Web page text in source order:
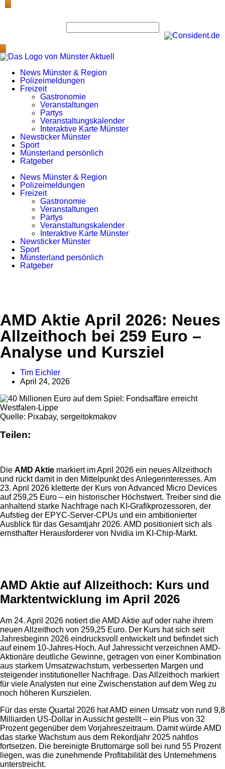
News Münster & Region
Polizeimeldungen
Freizeit
Gastronomie
Veranstaltungen
Partys
Veranstaltungskalender
Interaktive Karte Münster
Newsticker Münster
Sport
Münsterland persönlich
Ratgeber
News Münster & Region
Polizeimeldungen
Freizeit
Gastronomie
Veranstaltungen
Partys
Veranstaltungskalender
Interaktive Karte Münster
Newsticker Münster
Sport
Münsterland persönlich
Ratgeber
AMD Aktie April 2026: Neues
Allzeithoch bei 259 Euro –
Analyse und Kursziel
Tim Eichler
April 24, 2026
Quelle: Pixabay, sergeitokmakov
Teilen:
Die AMD Aktie markiert im April 2026 ein neues Allzeithoch
und rückt damit in den Mittelpunkt des Anlegerinteresses. Am
23. April 2026 kletterte der Kurs von Advanced Micro Devices
auf 259,25 Euro – ein historischer Höchstwert. Treiber sind die
anhaltend starke Nachfrage nach KI-Grafikprozessoren, der
Aufstieg der EPYC-Server-CPUs und ein ambitionierter
Ausblick für das Gesamtjahr 2026. AMD positioniert sich als
ernsthafter Herausforderer von Nvidia im KI-Chip-Markt.
AMD Aktie auf Allzeithoch: Kurs und
Marktentwicklung im April 2026
Am 24. April 2026 notiert die AMD Aktie auf oder nahe ihrem
neuen Allzeithoch von 259,25 Euro. Der Kurs hat sich seit
Jahresbeginn 2026 eindrucksvoll entwickelt und befindet sich
auf einem 10-Jahres-Hoch. Auf Jahressicht verzeichnen AMD-
Aktionäre deutliche Gewinne, getragen von einer Kombination
aus starkem Umsatzwachstum, verbesserten Margen und
steigender institutioneller Nachfrage. Das Allzeithoch markiert
für viele Analysten nur eine Zwischenstation auf dem Weg zu
noch höheren Kurszielen.
Für das erste Quartal 2026 hat AMD einen Umsatz von rund 9,8
Milliarden US-Dollar in Aussicht gestellt – ein Plus von 32
Prozent gegenüber dem Vorjahreszeitraum. Damit würde AMD
das starke Wachstum aus dem Rekordjahr 2025 nahtlos
fortsetzen. Die bereinigte Bruttomarge soll bei rund 55 Prozent
liegen, was die zunehmende Profitabilität des Unternehmens
unterstreicht.